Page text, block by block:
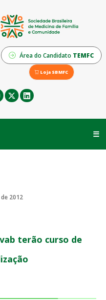
Área do Candidato TEMFC
Loja SBMFC
☰
2012
terão curso de